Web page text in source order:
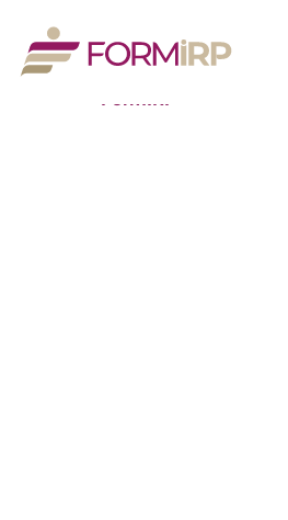
FormIRP